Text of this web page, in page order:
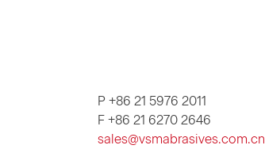
P +86 21 5976 2011
F +86 21 6270 2646
sales@vsmabrasives.com.cn